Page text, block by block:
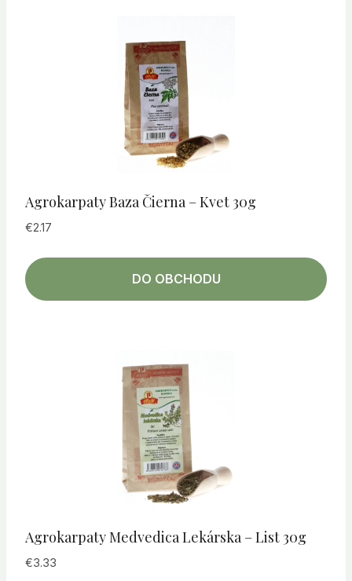
Agrokarpaty Baza Čierna – Kvet 30g
€2.17
DO OBCHODU
Agrokarpaty Medvedica Lekárska – List 30g
€3.33